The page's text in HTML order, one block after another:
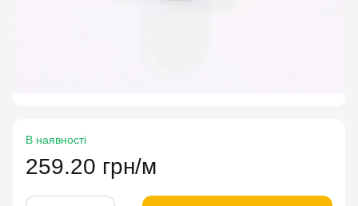
В наявності
259.20 грн/м